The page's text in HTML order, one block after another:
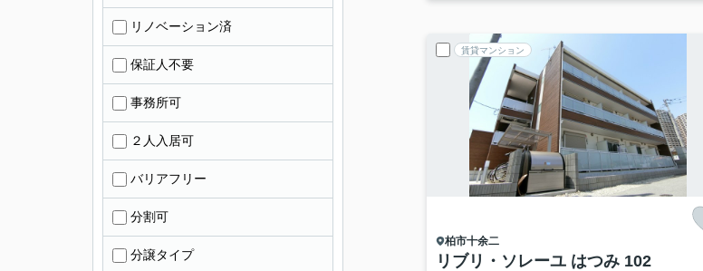
賃貸マンション
柏市十余二
リブリ・ソレーユ はつみ 102
リノベーション済
保証人不要
事務所可
２人入居可
バリアフリー
分割可
分譲タイプ